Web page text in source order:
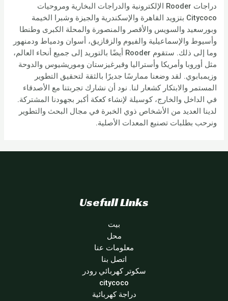
دراجات Rooder الإلكترونية والدراجات البخارية ومروحيات
Citycoco بتزويد القاهرة والإسكندرية والجيزة وشبرا الخيمة
وبورسعيد والسويس والأقصر والمنصورة والمحلة الكبرى وطنطا
وأسيوط والإسماعيلية والفيوم والزقازيق، أسوان ودمياط ودمنهور
وما إلى ذلك. ستقوم Rooder أيضًا بالتوريد إلى جميع أنحاء العالم،
مثل أوروبا وأمريكا وأستراليا وقيرغيزستان وموريشيوس والدوحة
وزيمبابوي. لقد وضعنا ممارسًا جديرًا بالثقة لتحقيق التطوير
المستمر والابتكار كشعار لنا. نود أن نشارك تجربتنا مع الأصدقاء
في الداخل والخارج، كوسيلة لإنشاء كعكة أكبر بجهودنا المشتركة.
لدينا العديد من الأشخاص ذوي الخبرة في مجال البحث والتطوير
ونرحب بطلبات تصنيع المعدات الأصلية.
Usefull Links
بيت
محل
معلومات عنا
اتصل بنا
سكوتر كهربائي رودر
citycoco
دراجة كهربائية